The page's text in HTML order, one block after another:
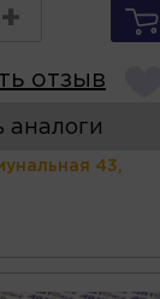
+
отзыв
аналоги
43,